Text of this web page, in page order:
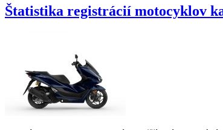
Štatistika registrácií motocyklov